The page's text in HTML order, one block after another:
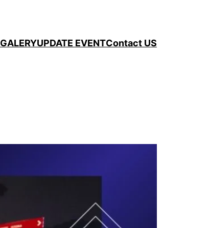
GALERYUPDATE EVENTContact US